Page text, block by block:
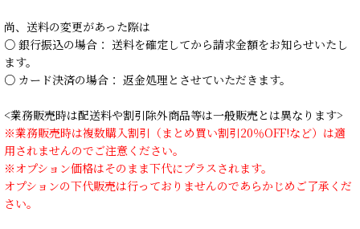
尚、送料の変更があった際は
○ 銀行振込の場合： 送料を確定してから請求金額をお知らせいたし
ます。
○ カード決済の場合： 返金処理とさせていただきます。
<業務販売時は配送料や割引除外商品等は一般販売とは異なります>
※業務販売時は複数購入割引（まとめ買い割引20％OFF!など）は適
用されませんのでご注意ください。
※オプション価格はそのまま下代にプラスされます。
オプションの下代販売は行っておりませんのであらかじめご了承くだ
さい。